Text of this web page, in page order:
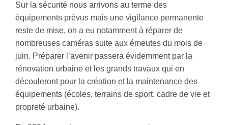
Sur la sécurité nous arrivons au terme des
équipements prévus mais une vigilance permanente
reste de mise, on a eu notamment à réparer de
nombreuses caméras suite aux émeutes du mois de
juin. Préparer l’avenir passera évidemment par la
rénovation urbaine et les grands travaux qui en
découleront pour la création et la maintenance des
équipements (écoles, terrains de sport, cadre de vie et
propreté urbaine).